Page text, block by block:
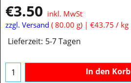
€3.50 inkl. MwSt
zzgl. Versand
80.00 g €43.75 / kg
Lieferzeit: 5-7 Tagen
In den Korb